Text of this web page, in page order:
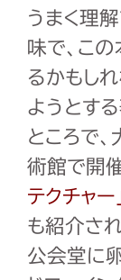
うまく理
味で、こ
るかもし
ようとす
ところで
術館で開
テクチャー
も紹介さ
公会堂に